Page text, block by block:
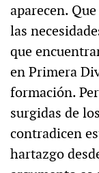
aparecen.
las
que
en Primera
formación.
surgidas de
contradicen
hartazgo